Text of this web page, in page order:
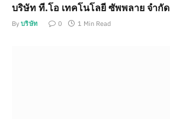
บริษัท ที.โอ เทคโนโลยี ซัพพลาย จำกัด
By บริษัท 0 1 Min Read